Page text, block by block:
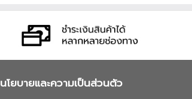
นโยบายและความเป็นส่วนตัว